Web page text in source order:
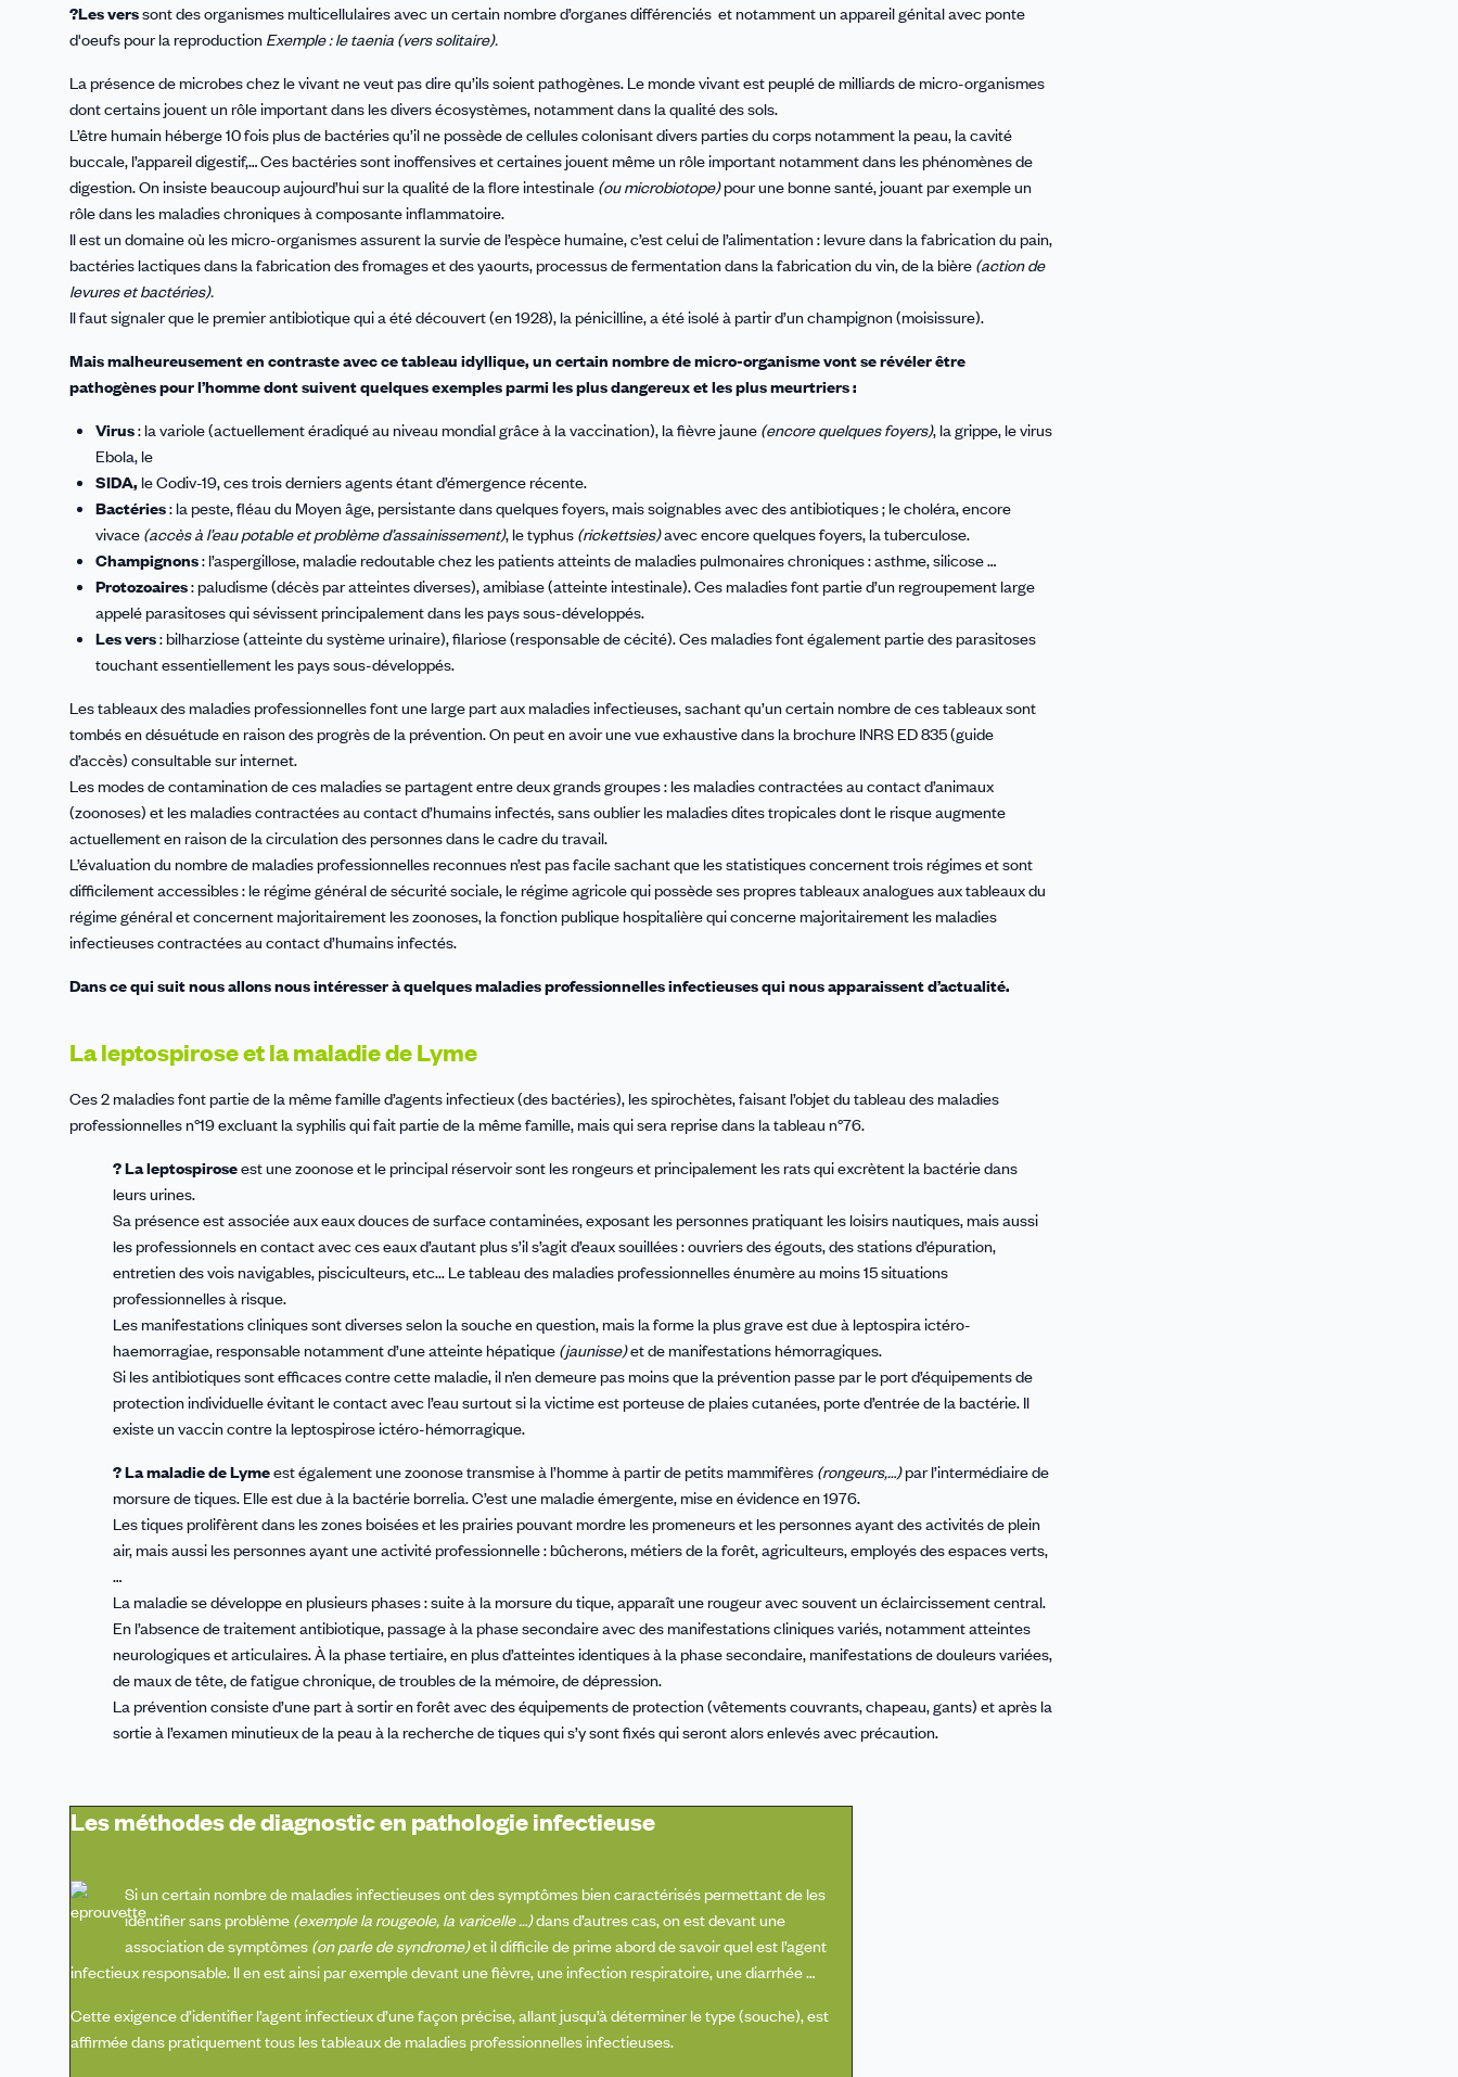
?Les verssont des organismes multicellulaires avec un certain nombre d’organes différenciés et notamment un appareil génital avec ponte
d'oeufs pour la reproduction Exemple : le taenia (vers solitaire).
La présence de microbes chez le vivant ne veut pas dire qu’ils soient pathogènes. Le monde vivant est peuplé de milliards de micro-organismes
dont certains jouent un rôle important dans les divers écosystèmes, notamment dans la qualité des sols.
L’être humain héberge 10 fois plus de bactéries qu’il ne possède de cellules colonisant divers parties du corps notamment la peau, la cavité
buccale, l’appareil digestif,… Ces bactéries sont inoffensives et certaines jouent même un rôle important notamment dans les phénomènes de
digestion. On insiste beaucoup aujourd’hui sur la qualité de la flore intestinale (ou microbiotope)pour une bonne santé, jouant par exemple un
rôle dans les maladies chroniques à composante inflammatoire.
Il est un domaine où les micro-organismes assurent la survie de l’espèce humaine, c’est celui de l’alimentation : levure dans la fabrication du pain,
bactéries lactiques dans la fabrication des fromages et des yaourts, processus de fermentation dans la fabrication du vin, de la bière (action de
levures et bactéries).
Il faut signaler que le premier antibiotique qui a été découvert (en 1928), la pénicilline, a été isolé à partir d’un champignon (moisissure).
Mais malheureusement en contraste avec ce tableau idyllique, un certain nombre de micro-organisme vont se révéler être
pathogènes pour l’homme dont suivent quelques exemples parmi les plus dangereux et les plus meurtriers :
Virus: la variole (actuellement éradiqué au niveau mondial grâce à la vaccination), la fièvre jaune (encore quelques foyers), la grippe, le virus
Ebola, le
SIDA, le Codiv-19, ces trois derniers agents étant d’émergence récente.
Bactéries: la peste, fléau du Moyen âge, persistante dans quelques foyers, mais soignables avec des antibiotiques ; le choléra, encore
vivace (accès à l’eau potable et problème d’assainissement), le typhus (rickettsies)avec encore quelques foyers, la tuberculose.
Champignons: l’aspergillose, maladie redoutable chez les patients atteints de maladies pulmonaires chroniques : asthme, silicose …
Protozoaires: paludisme (décès par atteintes diverses), amibiase (atteinte intestinale). Ces maladies font partie d’un regroupement large
appelé parasitoses qui sévissent principalement dans les pays sous-développés.
Les vers: bilharziose (atteinte du système urinaire), filariose (responsable de cécité). Ces maladies font également partie des parasitoses
touchant essentiellement les pays sous-développés.
Les tableaux des maladies professionnelles font une large part aux maladies infectieuses, sachant qu’un certain nombre de ces tableaux sont
tombés en désuétude en raison des progrès de la prévention. On peut en avoir une vue exhaustive dans la brochure INRS ED 835 (guide
d’accès) consultable sur internet.
Les modes de contamination de ces maladies se partagent entre deux grands groupes : les maladies contractées au contact d’animaux
(zoonoses) et les maladies contractées au contact d’humains infectés, sans oublier les maladies dites tropicales dont le risque augmente
actuellement en raison de la circulation des personnes dans le cadre du travail.
L’évaluation du nombre de maladies professionnelles reconnues n’est pas facile sachant que les statistiques concernent trois régimes et sont
difficilement accessibles : le régime général de sécurité sociale, le régime agricole qui possède ses propres tableaux analogues aux tableaux du
régime général et concernent majoritairement les zoonoses, la fonction publique hospitalière qui concerne majoritairement les maladies
infectieuses contractées au contact d’humains infectés.
Dans ce qui suit nous allons nous intéresser à quelques maladies professionnelles infectieuses qui nous apparaissent d’actualité.
La leptospirose et la maladie de Lyme
Ces 2 maladies font partie de la même famille d’agents infectieux (des bactéries), les spirochètes, faisant l’objet du tableau des maladies
professionnelles n°19 excluant la syphilis qui fait partie de la même famille, mais qui sera reprise dans la tableau n°76.
? La leptospiroseest une zoonose et le principal réservoir sont les rongeurs et principalement les rats qui excrètent la bactérie dans
leurs urines.
Sa présence est associée aux eaux douces de surface contaminées, exposant les personnes pratiquant les loisirs nautiques, mais aussi
les professionnels en contact avec ces eaux d’autant plus s’il s’agit d’eaux souillées : ouvriers des égouts, des stations d’épuration,
entretien des vois navigables, pisciculteurs, etc... Le tableau des maladies professionnelles énumère au moins 15 situations
professionnelles à risque.
Les manifestations cliniques sont diverses selon la souche en question, mais la forme la plus grave est due à leptospira ictéro-
haemorragiae, responsable notamment d’une atteinte hépatique (jaunisse)et de manifestations hémorragiques.
Si les antibiotiques sont efficaces contre cette maladie, il n’en demeure pas moins que la prévention passe par le port d’équipements de
protection individuelle évitant le contact avec l’eau surtout si la victime est porteuse de plaies cutanées, porte d’entrée de la bactérie. Il
existe un vaccin contre la leptospirose ictéro-hémorragique.
? La maladie de Lymeest également une zoonose transmise à l’homme à partir de petits mammifères (rongeurs,…)par l’intermédiaire de
morsure de tiques. Elle est due à la bactérie borrelia. C’est une maladie émergente, mise en évidence en 1976.
Les tiques prolifèrent dans les zones boisées et les prairies pouvant mordre les promeneurs et les personnes ayant des activités de plein
air, mais aussi les personnes ayant une activité professionnelle : bûcherons, métiers de la forêt, agriculteurs, employés des espaces verts,
…
La maladie se développe en plusieurs phases : suite à la morsure du tique, apparaît une rougeur avec souvent un éclaircissement central.
En l’absence de traitement antibiotique, passage à la phase secondaire avec des manifestations cliniques variés, notamment atteintes
neurologiques et articulaires. À la phase tertiaire, en plus d’atteintes identiques à la phase secondaire, manifestations de douleurs variées,
de maux de tête, de fatigue chronique, de troubles de la mémoire, de dépression.
La prévention consiste d’une part à sortir en forêt avec des équipements de protection (vêtements couvrants, chapeau, gants) et après la
sortie à l’examen minutieux de la peau à la recherche de tiques qui s’y sont fixés qui seront alors enlevés avec précaution.
Les méthodes de diagnostic en pathologie infectieuse
Si un certain nombre de maladies infectieuses ont des symptômes bien caractérisés permettant de les
identifier sans problème (exemple la rougeole, la varicelle …)dans d’autres cas, on est devant une
association de symptômes (on parle de syndrome)et il difficile de prime abord de savoir quel est l’agent
infectieux responsable. Il en est ainsi par exemple devant une fièvre, une infection respiratoire, une diarrhée …
Cette exigence d’identifier l’agent infectieux d’une façon précise, allant jusqu’à déterminer le type (souche), est
affirmée dans pratiquement tous les tableaux de maladies professionnelles infectieuses.